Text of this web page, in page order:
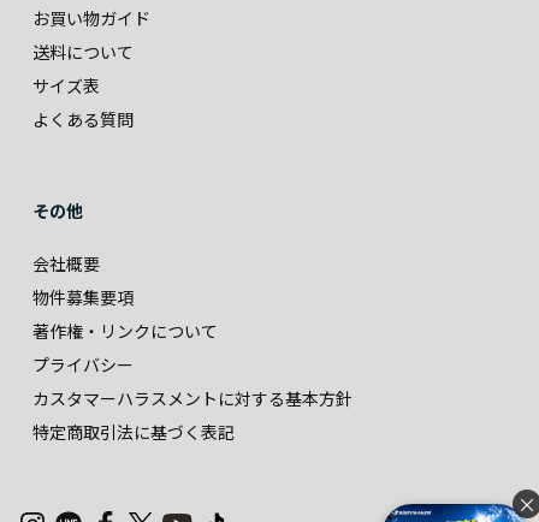
×
お買い物ガイド
送料について
サイズ表
よくある質問
その他
会社概要
物件募集要項
著作権・リンクについて
プライバシー
カスタマーハラスメントに対する基本方針
特定商取引法に基づく表記